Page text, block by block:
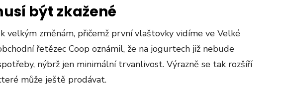
být zkažené
velkým změnám, přičemž první vlaštovky vidíme ve Velké
řetězec Coop oznámil, že na jogurtech již nebude
nýbrž jen minimální trvanlivost. Výrazně se tak rozšíří
může ještě prodávat.